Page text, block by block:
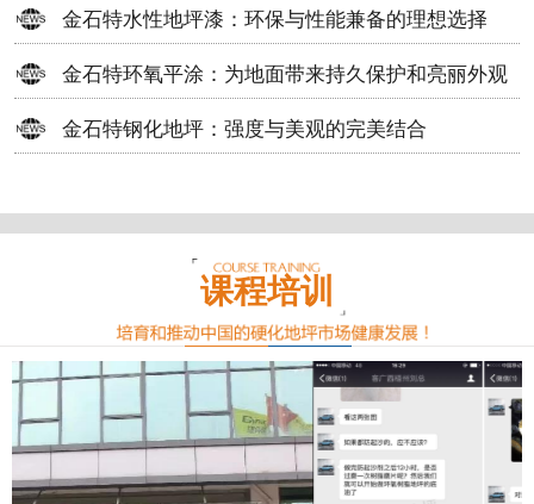
金石特水性地坪漆：环保与性能兼备的理想选择
金石特环氧平涂：为地面带来持久保护和亮丽外观
金石特钢化地坪：强度与美观的完美结合
课程培训